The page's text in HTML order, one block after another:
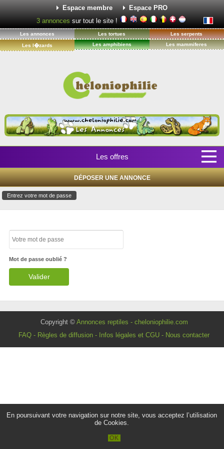
Espace membre
Espace PRO
3 annonces sur tout le site !
Les annonces Les tortues Les serpents
Les l�zards Les amphibiens Les mammiferes
Les offres
DÉPOSER UNE ANNONCE
Entrez votre mot de passe
Mot de passe oublié ?
Copyright © Annonces reptiles - cheloniophilie.com
FAQ - Règles de diffusion - Infos légales et CGU - Nous contacter
En poursuivant votre navigation sur notre site, vous acceptez l’utilisation
de Cookies.
OK